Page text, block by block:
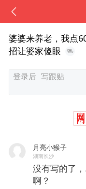
婆婆来养老，我点
招让婆家傻眼
月亮小猴子
湖南长沙
没有写的了
啊？